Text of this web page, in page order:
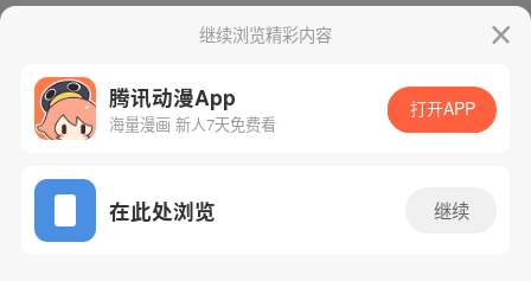
继续浏览精彩内容
腾讯动漫App
海量漫画 新人7天免费看
打开APP
在此处浏览 继续
腾讯漫画 起点读书 QQ阅读
网站备案/许可证号：粤B2-20090059-5